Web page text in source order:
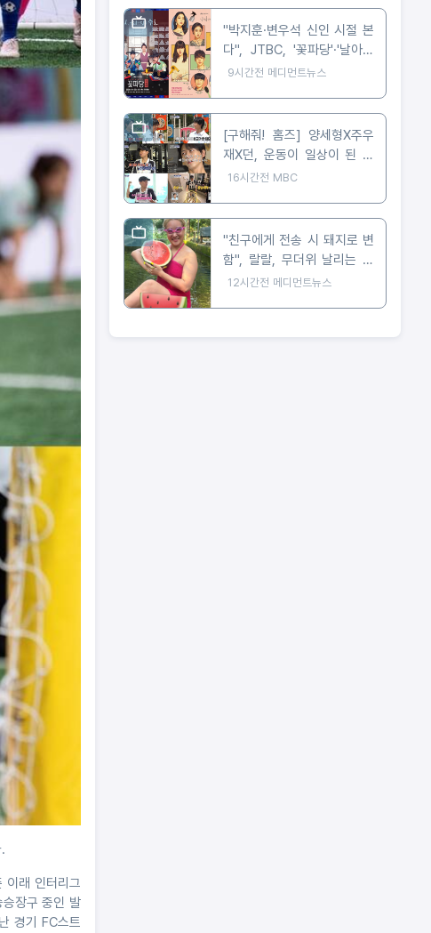
이래 인터리그
장구 중인 발
경기 FC스트
"박지훈·변우석 신인 시절 본
다", JTBC, '꽃파당'·'날아올
라라 나비' 잇따라 편성
9시간전 메디먼트뉴스
[구해줘! 홈즈] 양세형X주우
재X던, 운동이 일상이 된 사
람들은 어떻게 살까? '운동세
16시간전 MBC
"친구에게 전송 시 돼지로 변
함", 랄랄, 무더위 날리는 현
실 수영복 자태 공개
12시간전 메디먼트뉴스